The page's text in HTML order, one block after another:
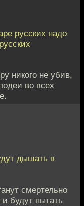
русских надо
никого не убив,
во всех
дышать в
смертельно
будут пытать